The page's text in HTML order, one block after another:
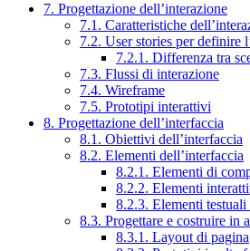
7. Progettazione dell’interazione
7.1. Caratteristiche
7.2. User stories per definire
7.2.1. Differenza tra
7.3. Flussi di interazione
7.4. Wireframe
7.5. Prototipi interattivi
8. Progettazione dell’interfaccia
8.1. Obiettivi dell’interfaccia
8.2. Elementi dell’interfaccia
8.2.1. Elementi di
8.2.2. Elementi
8.2.3. Elementi
8.3. Progettare e costruire in
8.3.1. Layout di pagina